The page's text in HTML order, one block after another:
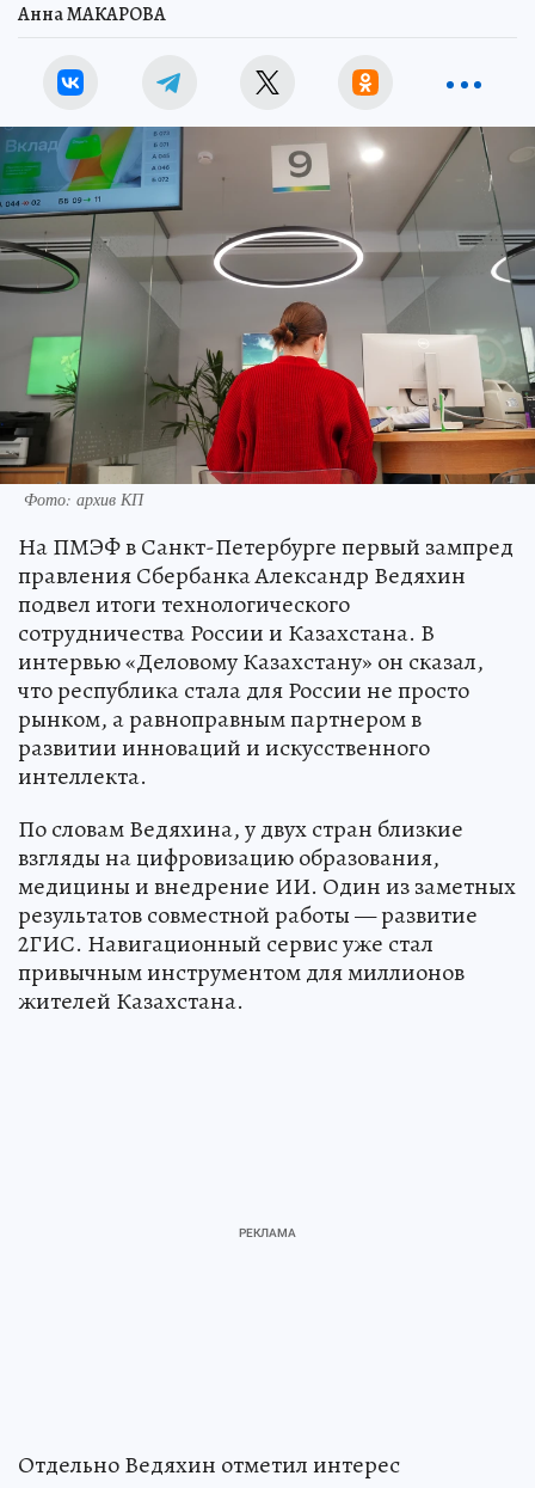
Анна МАКАРОВА
Фото: архив КП
На ПМЭФ в Санкт-Петербурге первый зампред
правления Сбербанка Александр Ведяхин
подвел итоги технологического
сотрудничества России и Казахстана. В
интервью «Деловому Казахстану» он сказал,
что республика стала для России не просто
рынком, а равноправным партнером в
развитии инноваций и искусственного
интеллекта.
По словам Ведяхина, у двух стран близкие
взгляды на цифровизацию образования,
медицины и внедрение ИИ. Один из заметных
результатов совместной работы — развитие
2ГИС. Навигационный сервис уже стал
привычным инструментом для миллионов
жителей Казахстана.
Отдельно Ведяхин отметил интерес